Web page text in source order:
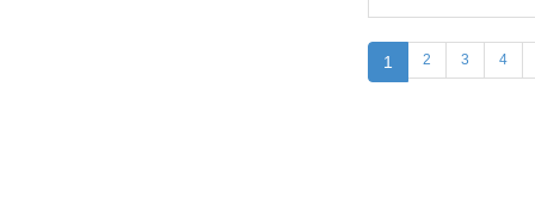
1 2 3 4